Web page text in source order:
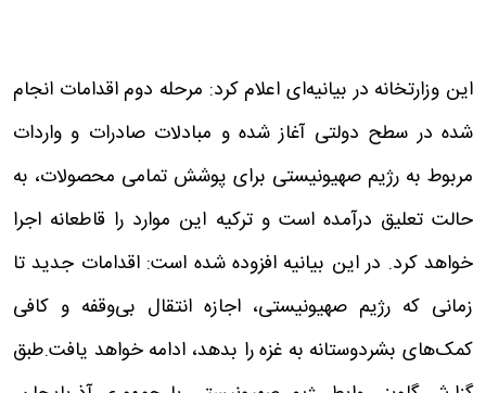
این وزارتخانه در بیانیه‌ای اعلام کرد: مرحله دوم اقدامات انجام
شده در سطح دولتی آغاز شده و مبادلات صادرات و واردات
مربوط به رژیم صهیونیستی برای پوشش تمامی محصولات، به
حالت تعلیق درآمده است و ترکیه این موارد را قاطعانه اجرا
خواهد کرد. در این بیانیه افزوده شده است: اقدامات جدید تا
زمانی که رژیم صهیونیستی، اجازه انتقال بی‌وقفه و کافی
کمک‌های بشردوستانه به غزه را بدهد، ادامه خواهد یافت.طبق